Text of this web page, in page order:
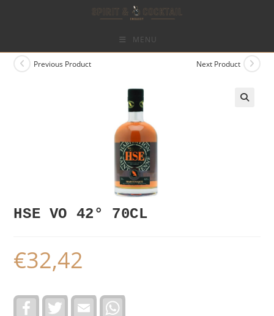
MENU
Previous Product Next Product
HSE VO 42° 70CL
€32,42
T
E